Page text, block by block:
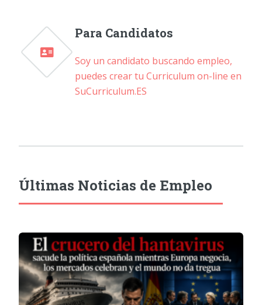
Para Candidatos
Soy un candidato buscando empleo,
puedes crear tu Curriculum on-line en
SuCurriculum.ES
Últimas Noticias de Empleo